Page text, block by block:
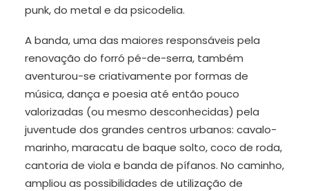
punk, do metal e da psicodelia.
A banda, uma das maiores responsáveis pela
renovação do forró pé-de-serra, também
aventurou-se criativamente por formas de
música, dança e poesia até então pouco
valorizadas (ou mesmo desconhecidas) pela
juventude dos grandes centros urbanos: cavalo-
marinho, maracatu de baque solto, coco de roda,
cantoria de viola e banda de pífanos. No caminho,
ampliou as possibilidades de utilização de